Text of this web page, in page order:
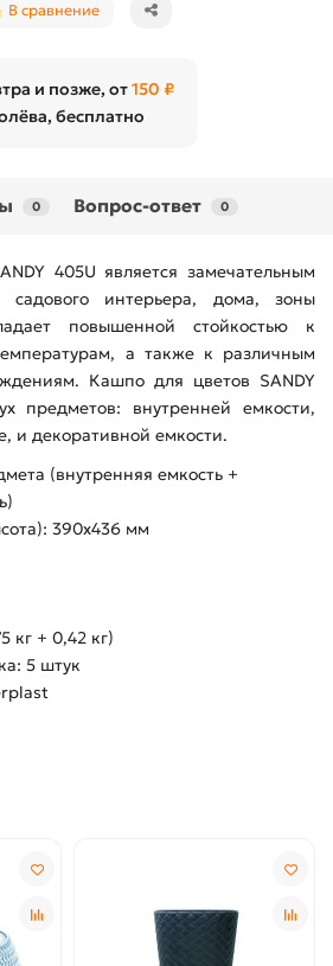
В сравнение
и позже, от150 ₽
бесплатно
0 Вопрос-ответ 0
405U является замечательным
садового интерьера, дома, зоны
повышенной стойкостью к
а также к различным
Кашпо для цветов SANDY
предметов: внутренней емкости,
и декоративной емкости.
(внутренняя емкость +
390х436 мм
кг + 0,42 кг)
5 штук